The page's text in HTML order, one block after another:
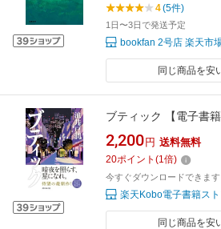
4(5件)
1日〜3日で発送予定
bookfan 2号店 楽天市
同じ商品を安
ブティック 【電子書
2,200 円 送料無料
20ポイント (1倍)
今すぐダウンロードできます
楽天Kobo電子書籍ス
同じ商品を安